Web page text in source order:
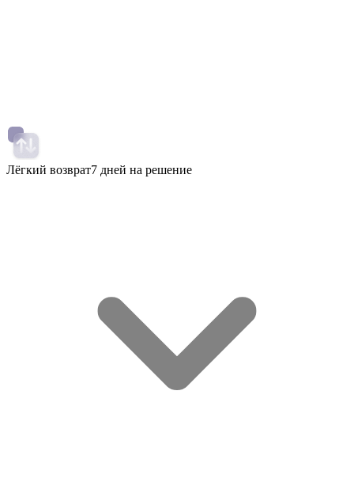
Лёгкий возврат7 дней на решение